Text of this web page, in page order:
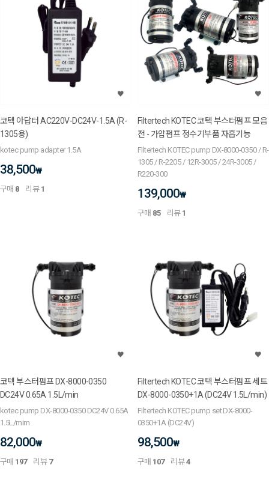
코텍 아답터 AC220V-DC24V-1.5A (R-
1305용)
kotec pump adapter 1.5A
38,500₩
구매 8 리뷰 1
Filtertech KOTEC 코텍 부스터펌프 모음
전 - 가압펌프 정수기부품 자흡기능
Filtertech KOTEC pump DX-8000-0350 / R-
1305 / R-2205 / 12R-3005 / 24R-3005 /
R220-300
139,000₩
구매 85 리뷰 1
코텍 부스터펌프 DX-8000-0350
DC24V 0.65A 1.5L/min
kotec pump DX-8000-0350 DC24V 0.65A
1.5L/mim
82,000₩
구매 197 리뷰 7
Filtertech KOTEC 코텍 부스터펌프 세트
DX-8000-0350+1A (DC24V 1.5L/min)
Filtertech KOTEC pump set DX-8000-
0350+1A (DC24V)
98,500₩
구매 107 리뷰4